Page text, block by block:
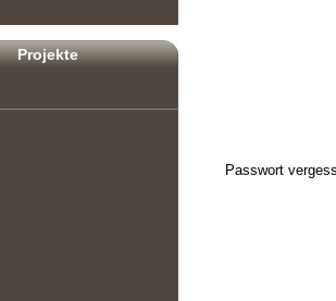
Projekte
Passwort